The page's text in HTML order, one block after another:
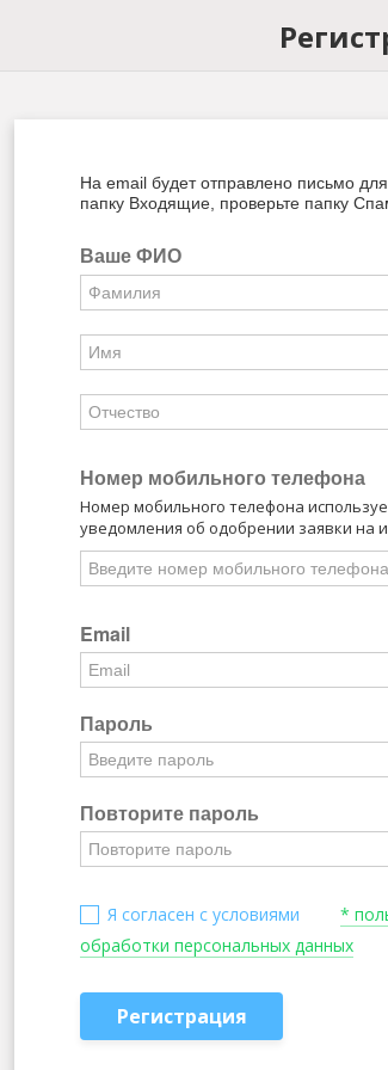
На email будет отправлено письмо
папку Входящие, проверьте папку
Ваше ФИО
Номер мобильного телефона
Номер мобильного телефона
уведомления об одобрении заявки на
Email
Пароль
Повторите пароль
Я согласен с условиями *
обработки персональных данных
Регистрация